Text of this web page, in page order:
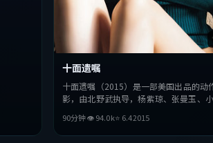
十面遗嘱
十面遗嘱（2015）是一部美国出品的动
影，由北野武执导，杨紫琼、张曼玉、
与抉择，节奏张弛有度，适合喜欢该类型
完整观看。
90分钟👁94.0k⭐ 6.42015